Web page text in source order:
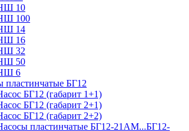
10
100
14
16
32
50
6
пластинчатые БГ12
БГ12 (габарит 1+1)
БГ12 (габарит 2+1)
БГ12 (габарит 2+2)
пластинчатые БГ12-21АМ...БГ12-